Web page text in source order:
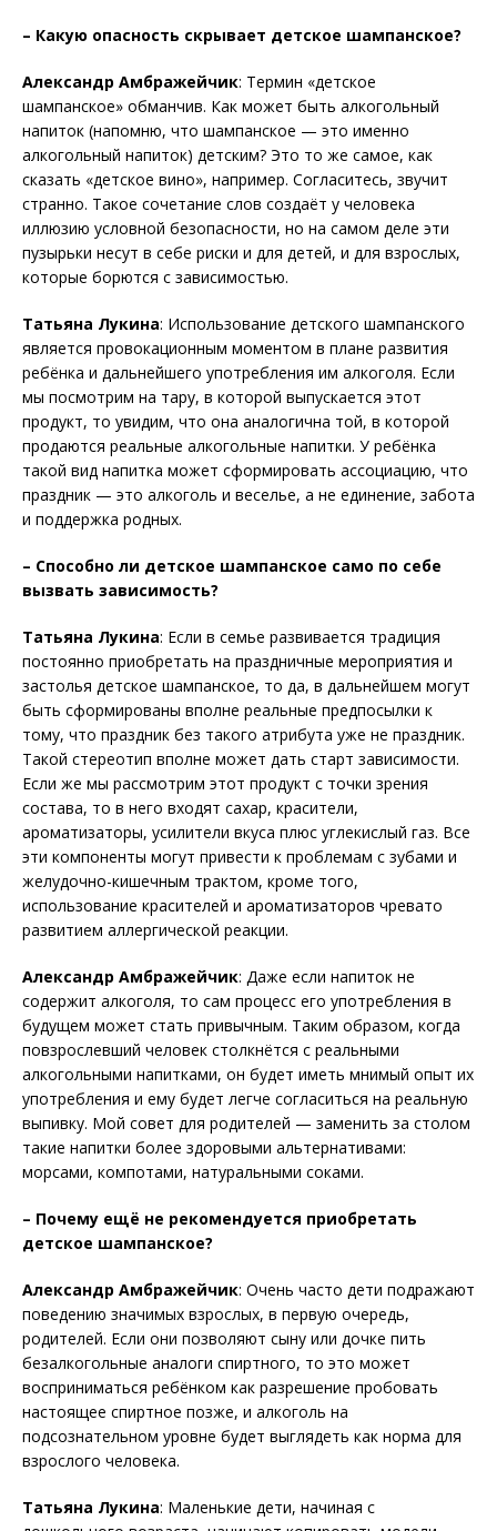
– Какую опасность скрывает детское шампанское?
Александр Амбражейчик: Термин «детское
шампанское» обманчив. Как может быть алкогольный
напиток (напомню, что шампанское — это именно
алкогольный напиток) детским? Это то же самое, как
сказать «детское вино», например. Согласитесь, звучит
странно. Такое сочетание слов создаёт у человека
иллюзию условной безопасности, но на самом деле эти
пузырьки несут в себе риски и для детей, и для взрослых,
которые борются с зависимостью.
Татьяна Лукина: Использование детского шампанского
является провокационным моментом в плане развития
ребёнка и дальнейшего употребления им алкоголя. Если
мы посмотрим на тару, в которой выпускается этот
продукт, то увидим, что она аналогична той, в которой
продаются реальные алкогольные напитки. У ребёнка
такой вид напитка может сформировать ассоциацию, что
праздник — это алкоголь и веселье, а не единение, забота
и поддержка родных.
– Способно ли детское шампанское само по себе
вызвать зависимость?
Татьяна Лукина: Если в семье развивается традиция
постоянно приобретать на праздничные мероприятия и
застолья детское шампанское, то да, в дальнейшем могут
быть сформированы вполне реальные предпосылки к
тому, что праздник без такого атрибута уже не праздник.
Такой стереотип вполне может дать старт зависимости.
Если же мы рассмотрим этот продукт с точки зрения
состава, то в него входят сахар, красители,
ароматизаторы, усилители вкуса плюс углекислый газ. Все
эти компоненты могут привести к проблемам с зубами и
желудочно-кишечным трактом, кроме того,
использование красителей и ароматизаторов чревато
развитием аллергической реакции.
Александр Амбражейчик: Даже если напиток не
содержит алкоголя, то сам процесс его употребления в
будущем может стать привычным. Таким образом, когда
повзрослевший человек столкнётся с реальными
алкогольными напитками, он будет иметь мнимый опыт их
употребления и ему будет легче согласиться на реальную
выпивку. Мой совет для родителей — заменить за столом
такие напитки более здоровыми альтернативами:
морсами, компотами, натуральными соками.
– Почему ещё не рекомендуется приобретать
детское шампанское?
Александр Амбражейчик: Очень часто дети подражают
поведению значимых взрослых, в первую очередь,
родителей. Если они позволяют сыну или дочке пить
безалкогольные аналоги спиртного, то это может
восприниматься ребёнком как разрешение пробовать
настоящее спиртное позже, и алкоголь на
подсознательном уровне будет выглядеть как норма для
взрослого человека.
Татьяна Лукина: Маленькие дети, начиная с